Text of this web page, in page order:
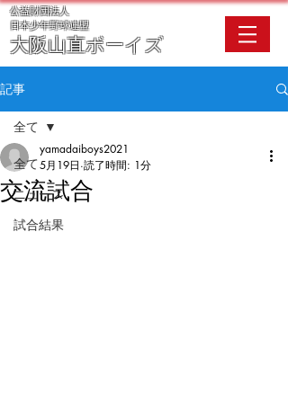
公益財団法人
​日本少年野球連盟
大阪山直ボーイズ
記事
全て
ニュース
試合結果
全て
交流試合
yamadaiboys2021
5月19日 読了時間: 1分